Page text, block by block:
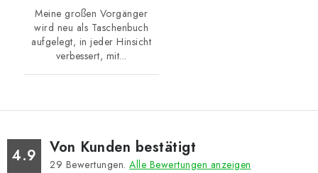
Meine großen Vorgänger
wird neu als Taschenbuch
aufgelegt, in jeder Hinsicht
verbessert, mit...
4.9 Von Kunden bestätigt
29 Bewertungen. Alle Bewertungen anzeigen